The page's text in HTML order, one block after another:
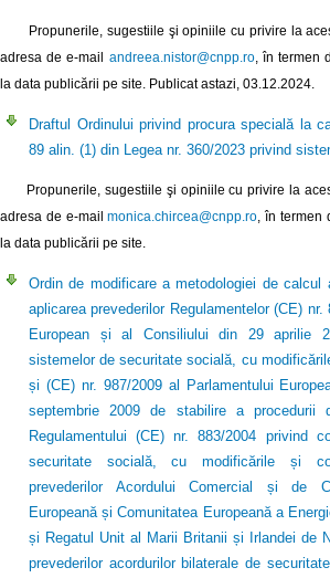
Propunerile, sugestiile şi opiniile cu privire la
adresa de e-mail andreea.nistor@cnpp.ro, în termen
la data publicării pe site. Publicat astazi, 03.12.2024.
Draftul Ordinului privind procura specială la
89 alin. (1) din Legea nr. 360/2023 privind
Propunerile, sugestiile şi opiniile cu privire la
adresa de e-mailmonica.chircea@cnpp.ro, în termen
la data publicării pe site.
Ordin de modificare a metodologiei de calcul
aplicarea prevederilor Regulamentelor (CE)
European și al Consiliului din 29 aprilie
sistemelor de securitate socială, cu
și (CE) nr. 987/2009 al Parlamentului
septembrie 2009 de stabilire a
Regulamentului (CE) nr. 883/2004 privind
securitate socială, cu modificările și
prevederilor Acordului Comercial și de
Europeană și Comunitatea Europeană a
și Regatul Unit al Marii Britanii și Irlandei de
prevederilor acordurilor bilaterale de